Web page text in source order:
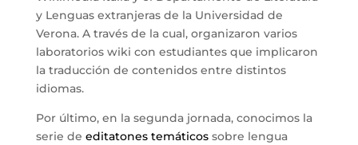
y Lenguas extranjeras de la Universidad de
Verona. A través de la cual, organizaron varios
laboratorios wiki con estudiantes que implicaron
la traducción de contenidos entre distintos
idiomas.
Por último, en la segunda jornada, conocimos la
serie de editatones temáticossobre lengua